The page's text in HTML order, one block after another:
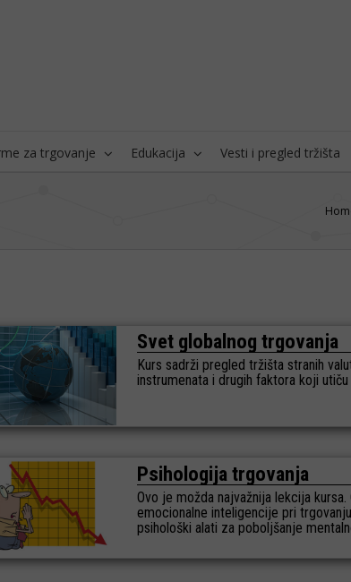
za trgovanje Edukacija Vesti i pregled tržišta
Svet globalnog trgovanja
Kurs sadrži pregled tržišta stranih
instrumenata i drugih faktora koji
Psihologija trgovanja
Ovo je možda najvažnija lekcija
emocionalne inteligencije pri
psihološki alati za poboljšanje